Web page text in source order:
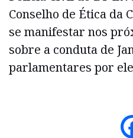
Conselho de Ética da
se manifestar nos
sobre a conduta de
parlamentares por